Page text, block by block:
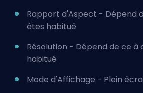
Rapport d'Aspect - Dépend
êtes habitué
Résolution - Dépend de ce à
habitué
Mode d'Affichage - Plein